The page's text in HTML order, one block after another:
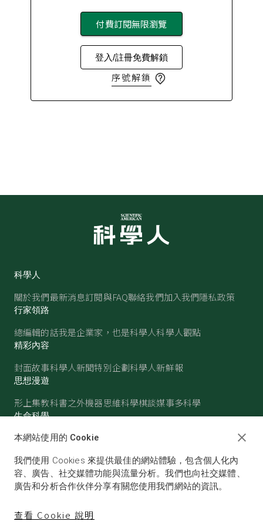
付費訂閱無限瀏覽
登入/註冊免費解鎖
序號解鎖
科學人
關於我們最新消息訂閱與FAQ聯絡我們加入我們隱私政策
行家領路
總編輯的話我是企業家，也是科學人科學人觀點
精彩內容
封面故事科學人新聞特別企劃科學人新鮮報
思想漫遊
形上集教科書之外機器思維科學棋談媒事多科學
生命科學
醫學古生物心理學生態學
物理 化學地球科學天文
本網站使用的 Cookie
我們使用 Cookies 來提供最佳的網站體驗，包含個人化內
容、廣告、社交媒體功能與流量分析。我們也向社交媒體、
廣告和分析合作伙伴分享有關您使用我們網站的資訊。
查看 Cookie 說明